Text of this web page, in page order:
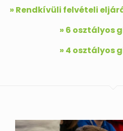
» Rendkívüli felvételi
» 6 osztályos
» 4 osztályos